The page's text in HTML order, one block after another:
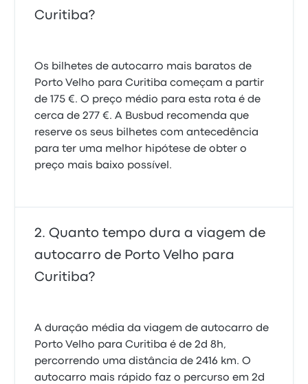
Curitiba?
Os bilhetes de autocarro mais baratos de
Porto Velho para Curitiba começam a partir
de 175 €. O preço médio para esta rota é de
cerca de 277 €. A Busbud recomenda que
reserve os seus bilhetes com antecedência
para ter uma melhor hipótese de obter o
preço mais baixo possível.
Quanto tempo dura a viagem de
autocarro de Porto Velho para
Curitiba?
A duração média da viagem de autocarro de
Porto Velho para Curitiba é de 2d 8h,
percorrendo uma distância de 2416 km. O
autocarro mais rápido faz o percurso em 2d